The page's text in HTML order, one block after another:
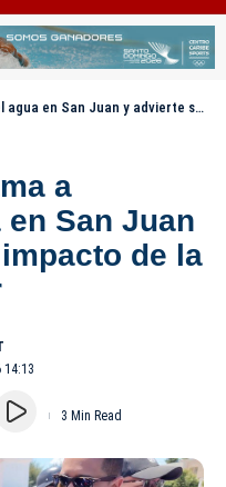
y advierte sobre impacto de la minería en el sur
a
San Juan
de la
14:13
3 Min Read